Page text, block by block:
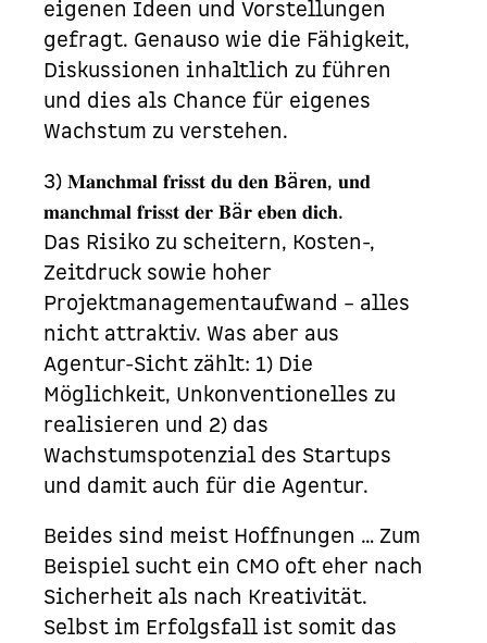
eigenen Ideen und Vorstellungen
gefragt. Genauso wie die Fähigkeit,
Diskussionen inhaltlich zu führen
und dies als Chance für eigenes
Wachstum zu verstehen.
3) 𝐌𝐚𝐧𝐜𝐡𝐦𝐚𝐥 𝐟𝐫𝐢𝐬𝐬𝐭 𝐝𝐮 𝐝𝐞𝐧 𝐁ä𝐫𝐞𝐧, 𝐮𝐧𝐝
𝐦𝐚𝐧𝐜𝐡𝐦𝐚𝐥 𝐟𝐫𝐢𝐬𝐬𝐭 𝐝𝐞𝐫 𝐁ä𝐫 𝐞𝐛𝐞𝐧 𝐝𝐢𝐜𝐡.
Das Risiko zu scheitern, Kosten-,
Zeitdruck sowie hoher
Projektmanagementaufwand – alles
nicht attraktiv. Was aber aus
Agentur-Sicht zählt: 1) Die
Möglichkeit, Unkonventionelles zu
realisieren und 2) das
Wachstumspotenzial des Startups
und damit auch für die Agentur.
Beides sind meist Hoffnungen … Zum
Beispiel sucht ein CMO oft eher nach
Sicherheit als nach Kreativität.
Selbst im Erfolgsfall ist somit das